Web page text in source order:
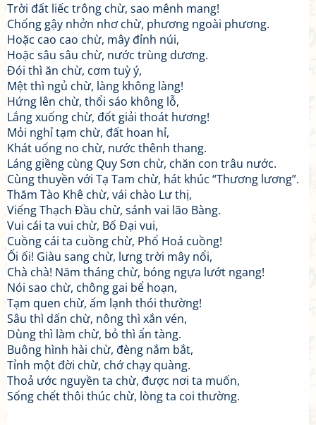
Trời đất liếc trông chừ, sao mênh mang!
Chống gậy nhởn nhơ chừ, phương ngoài phương.
Hoặc cao cao chừ, mây đỉnh núi,
Hoặc sâu sâu chừ, nước trùng dương.
Đói thì ăn chừ, cơm tuỳ ý,
Mệt thì ngủ chừ, làng không làng!
Hứng lên chừ, thổi sáo không lỗ,
Lắng xuống chừ, đốt giải thoát hương!
Mỏi nghỉ tạm chừ, đất hoan hỉ,
Khát uống no chừ, nước thênh thang.
Láng giềng cùng Quy Sơn chừ, chăn con trâu nước.
Cùng thuyền với Tạ Tam chừ, hát khúc “Thương lương”.
Thăm Tào Khê chừ, vái chào Lư thị,
Viếng Thạch Đầu chừ, sánh vai lão Bàng.
Vui cái ta vui chừ, Bố Đại vui,
Cuồng cái ta cuồng chừ, Phổ Hoá cuồng!
Ối ối! Giàu sang chừ, lưng trời mây nổi,
Chà chà! Năm tháng chừ, bóng ngựa lướt ngang!
Nói sao chừ, chông gai bể hoạn,
Tạm quen chừ, ấm lạnh thói thường!
Sâu thì dấn chừ, nông thì xắn vén,
Dùng thì làm chừ, bỏ thì ẩn tàng.
Buông hình hài chừ, đèng nắm bắt,
Tỉnh một đời chừ, chớ chạy quàng.
Thoả ước nguyền ta chừ, được nơi ta muốn,
Sống chết thôi thúc chừ, lòng ta coi thường.